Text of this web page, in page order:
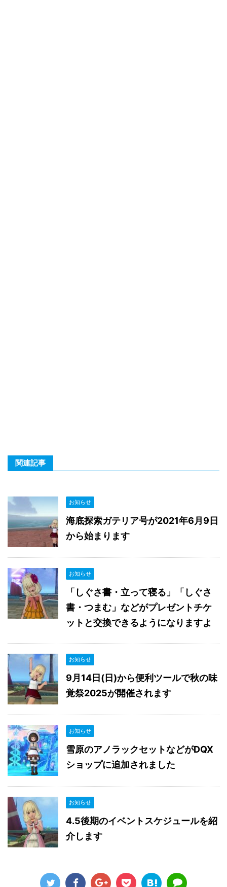
関連記事
お知らせ
海底探索ガテリア号が2021年6月9日
から始まります
お知らせ
「しぐさ書・立って寝る」「しぐさ
書・つまむ」などがプレゼントチケ
ットと交換できるようになりますよ
お知らせ
9月14日(日)から便利ツールで秋の味
覚祭2025が開催されます
お知らせ
雪原のアノラックセットなどがDQX
ショップに追加されました
お知らせ
4.5後期のイベントスケジュールを紹
介します